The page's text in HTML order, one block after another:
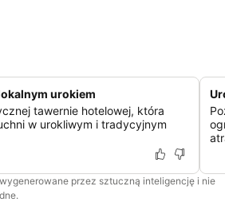
urokiem
tawernie hotelowej, która
w urokliwym i tradycyjnym
przez sztuczną inteligencję i nie